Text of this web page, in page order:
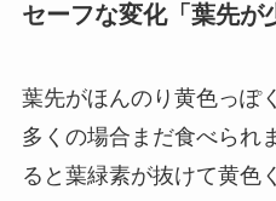
セーフな変化「葉先が
葉先がほんのり黄色っぽ
多くの場合まだ食べられ
ると葉緑素が抜けて黄色